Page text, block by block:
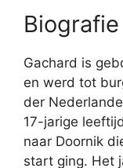
Biografie
Gachard is
en werd tot
der
17-jarige
naar Doornik
start ging. Het